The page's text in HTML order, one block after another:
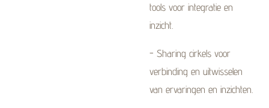
tools voor integratie en
inzicht.
- Sharing cirkels voor
verbinding en uitwisselen
van ervaringen en inzichten.